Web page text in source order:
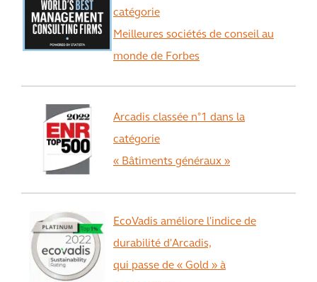
catégorie
Meilleures sociétés de conseil au
monde de Forbes
Arcadis classée n°1 dans la
catégorie
« Bâtiments généraux »
EcoVadis améliore l'indice de
durabilité d'Arcadis,
qui passe de « Gold » à